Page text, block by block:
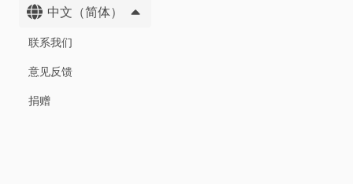
中文（简体）
联系我们
意见反馈
捐赠